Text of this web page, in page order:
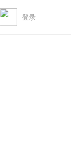
登录